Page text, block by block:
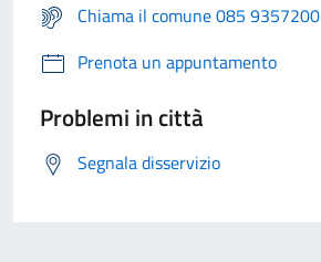
Chiama il comune 085 9357200
Prenota un appuntamento
Problemi in città
Segnala disservizio